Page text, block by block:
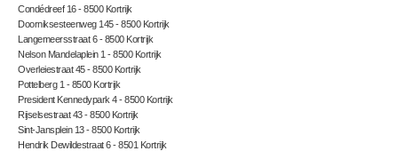
Condédreef 16 - 8500 Kortrijk
Doorniksesteenweg 145 - 8500 Kortrijk
Langemeersstraat 6 - 8500 Kortrijk
Nelson Mandelaplein 1 - 8500 Kortrijk
Overleiestraat 45 - 8500 Kortrijk
Pottelberg 1 - 8500 Kortrijk
President Kennedypark 4 - 8500 Kortrijk
Rijselsestraat 43 - 8500 Kortrijk
Sint-Jansplein 13 - 8500 Kortrijk
Hendrik Dewildestraat 6 - 8501 Kortrijk